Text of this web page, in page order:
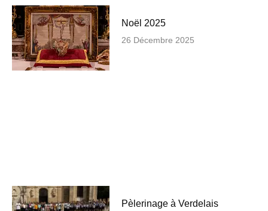
Noël 2025
26 Décembre 2025
Pèlerinage à Verdelais